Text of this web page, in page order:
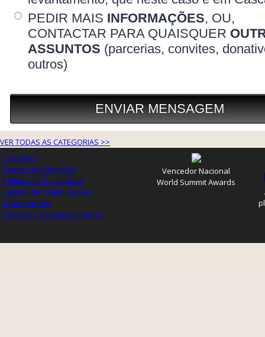
VER TODAS AS CATEGORIAS >>
Contactos
Termos e Condições
Política de Privacidade
Registo de Organizações
Testemunhos
Parcerias e Agradecimentos
Vencedor Nacional
World Summit Awards